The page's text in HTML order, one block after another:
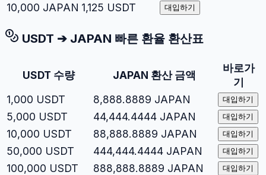
10,000 JAPAN 1,125 USDT 대입하기
USDT ➔ JAPAN 빠른 환율 환산표
USDT 수량 JAPAN 환산 금액
바로가
기
1,000 USDT 8,888.8889 JAPAN 대입하기
5,000 USDT 44,444.4444 JAPAN 대입하기
10,000 USDT 88,888.8889 JAPAN 대입하기
50,000 USDT 444,444.4444 JAPAN 대입하기
100,000 USDT 888,888.8889 JAPAN 대입하기